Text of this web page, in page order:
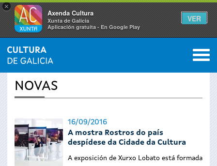
×
Axenda Cultura
Xunta de Galicia
Aplicación gratuíta - En Google Play
VER
Vostede
está
aquí
INICIO › ACTUALIDADE 0
NOVAS
16/09/2016
A mostra Rostros do país
despídese da Cidade da Cultura
A exposición de Xurxo Lobato está formada